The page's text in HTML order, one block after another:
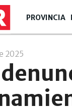
PROVINCIA
2025